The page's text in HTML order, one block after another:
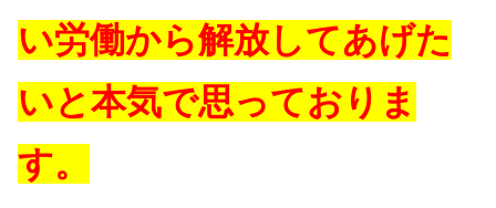
い労働から解放してあげた
いと本気で思っておりま
す。